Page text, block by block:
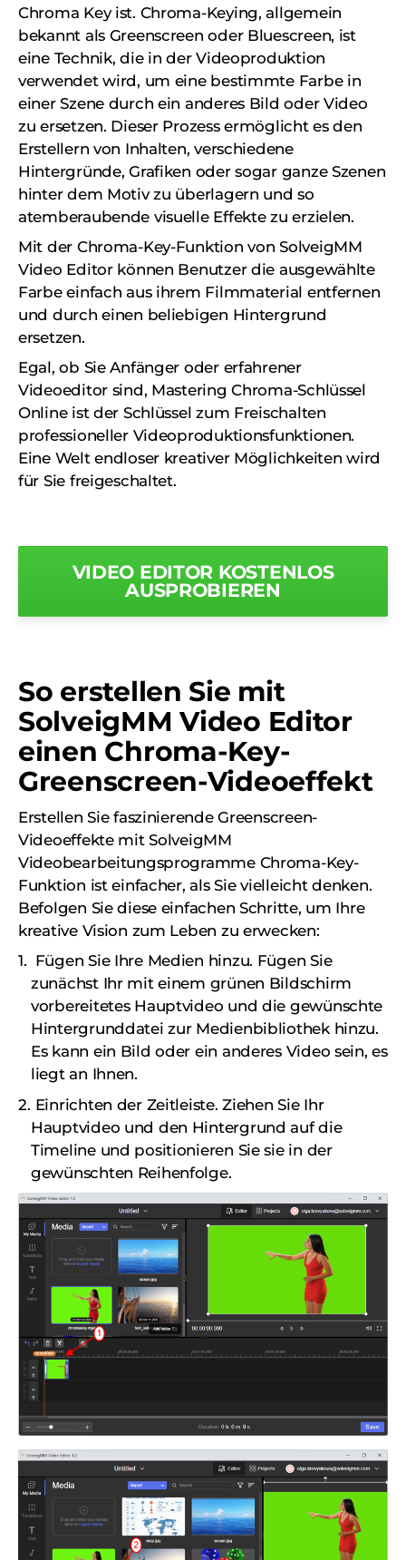
Chroma Key ist. Chroma-Keying, allgemein
bekannt als Greenscreen oder Bluescreen, ist
eine Technik, die in der Videoproduktion
verwendet wird, um eine bestimmte Farbe in
einer Szene durch ein anderes Bild oder Video
zu ersetzen. Dieser Prozess ermöglicht es den
Erstellern von Inhalten, verschiedene
Hintergründe, Grafiken oder sogar ganze Szenen
hinter dem Motiv zu überlagern und so
atemberaubende visuelle Effekte zu erzielen.
Mit der Chroma-Key-Funktion von SolveigMM
Video Editor können Benutzer die ausgewählte
Farbe einfach aus ihrem Filmmaterial entfernen
und durch einen beliebigen Hintergrund
ersetzen.
Egal, ob Sie Anfänger oder erfahrener
Videoeditor sind, Mastering Chroma-Schlüssel
Online ist der Schlüssel zum Freischalten
professioneller Videoproduktionsfunktionen.
Eine Welt endloser kreativer Möglichkeiten wird
für Sie freigeschaltet.
VIDEO EDITOR KOSTENLOS
AUSPROBIEREN
So erstellen Sie mit
SolveigMM Video Editor
einen Chroma-Key-
Greenscreen-Videoeffekt
Erstellen Sie faszinierende Greenscreen-
Videoeffekte mit SolveigMM
Videobearbeitungsprogramme Chroma-Key-
Funktion ist einfacher, als Sie vielleicht denken.
Befolgen Sie diese einfachen Schritte, um Ihre
kreative Vision zum Leben zu erwecken:
Fügen Sie Ihre Medien hinzu. Fügen Sie
zunächst Ihr mit einem grünen Bildschirm
vorbereitetes Hauptvideo und die gewünschte
Hintergrunddatei zur Medienbibliothek hinzu.
Es kann ein Bild oder ein anderes Video sein, es
liegt an Ihnen.
Einrichten der Zeitleiste. Ziehen Sie Ihr
Hauptvideo und den Hintergrund auf die
Timeline und positionieren Sie sie in der
gewünschten Reihenfolge.